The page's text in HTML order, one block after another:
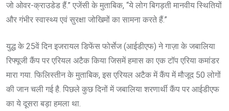
जो ओवर-क्राउडेड हैं.” एजेंसी के मुताबिक, “ये लोग बिगड़ती मानवीय स्थितियों
और गंभीर स्वास्थ्य एवं सुरक्षा जोखिमों का सामना करते हैं.”
युद्ध के 25वें दिन इजरायल डिफेंस फोर्सेज (आईडीएफ) ने गाज़ा के जबालिया
रिफ्यूजी कैंप पर एरियल अटैक किया जिसमें हमास का एक टॉप एरिया कमांडर
मारा गया. फिलिस्तीन के मुताबिक, इस एरियल अटैक में कैंप में मौजूद 50 लोगों
की जान चली गई है. पिछले कुछ दिनों में जबालिया शरणार्थी कैंप पर आईडीएफ
का ये दूसरा बड़ा हमला था.